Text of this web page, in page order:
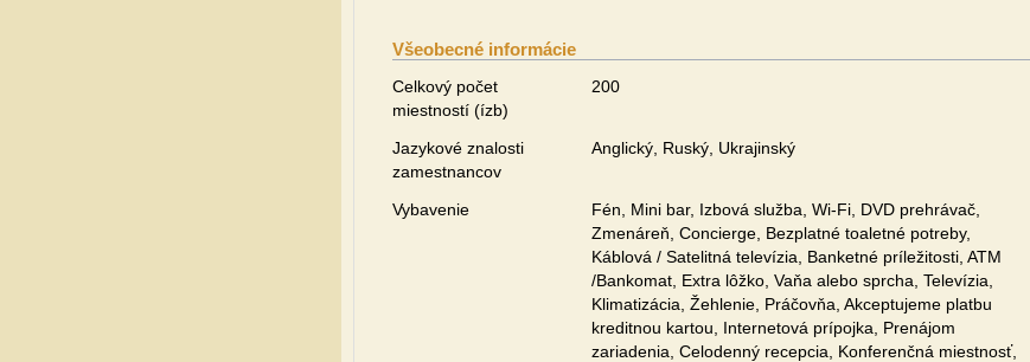
Všeobecné informácie
Celkový počet
miestností (ízb)
200
Jazykové znalosti
zamestnancov
Anglický, Ruský, Ukrajinský
Vybavenie
Fén, Mini bar, Izbová služba, Wi-Fi, DVD prehrávač,
Zmenáreň, Concierge, Bezplatné toaletné potreby,
Káblová / Satelitná televízia, Banketné príležitosti, ATM
/Bankomat, Extra lôžko, Vaňa alebo sprcha, Televízia,
Klimatizácia, Žehlenie, Práčovňa, Akceptujeme platbu
kreditnou kartou, Internetová prípojka, Prenájom
zariadenia, Celodenný recepcia, Konferenčná miestnosť,